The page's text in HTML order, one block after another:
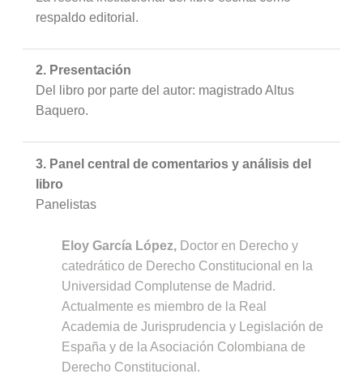
respaldo editorial.
2. Presentación
Del libro por parte del autor: magistrado Altus
Baquero.
3. Panel central de comentarios y análisis del
libro
Panelistas
Eloy García López, Doctor en Derecho y
catedrático de Derecho Constitucional en la
Universidad Complutense de Madrid.
Actualmente es miembro de la Real
Academia de Jurisprudencia y Legislación de
España y de la Asociación Colombiana de
Derecho Constitucional.